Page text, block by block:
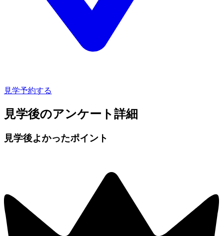
見学予約する
見学後のアンケート詳細
見学後よかったポイント